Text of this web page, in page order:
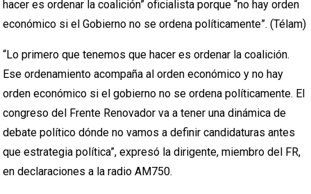
hacer es ordenar la coalición” oficialista porque “no hay orden
económico si el Gobierno no se ordena políticamente”. (Télam)
“Lo primero que tenemos que hacer es ordenar la coalición.
Ese ordenamiento acompaña al orden económico y no hay
orden económico si el gobierno no se ordena políticamente. El
congreso del Frente Renovador va a tener una dinámica de
debate político dónde no vamos a definir candidaturas antes
que estrategia política”, expresó la dirigente, miembro del FR,
en declaraciones a la radio AM750.